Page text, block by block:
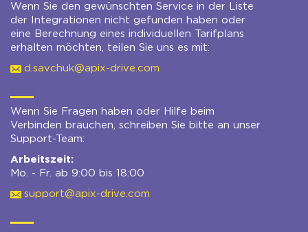
Wenn Sie den gewünschten Service in der Liste
der Integrationen nicht gefunden haben oder
eine Berechnung eines individuellen Tarifplans
erhalten möchten, teilen Sie uns es mit:
d.savchuk@apix-drive.com
Wenn Sie Fragen haben oder Hilfe beim
Verbinden brauchen, schreiben Sie bitte an unser
Support-Team:
Arbeitszeit:
Mo. - Fr. ab 9:00 bis 18:00
support@apix-drive.com